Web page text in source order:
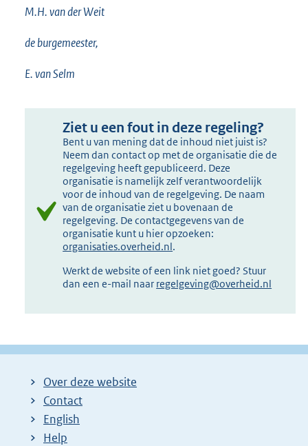
M.H. van der Weit
de burgemeester,
E. van Selm
Ziet u een fout in deze regeling?
Bent u van mening dat de inhoud niet juist is?
Neem dan contact op met de organisatie die de
regelgeving heeft gepubliceerd. Deze
organisatie is namelijk zelf verantwoordelijk
voor de inhoud van de regelgeving. De naam
van de organisatie ziet u bovenaan de
regelgeving. De contactgegevens van de
organisatie kunt u hier opzoeken:
organisaties.overheid.nl.
Werkt de website of een link niet goed? Stuur
dan een e-mail naar regelgeving@overheid.nl
Over deze website
Contact
English
Help